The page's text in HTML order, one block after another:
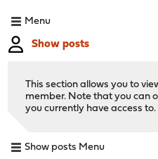
Menu
Show posts
This section allows you to
member. Note that you can
you currently have access to.
Show posts Menu